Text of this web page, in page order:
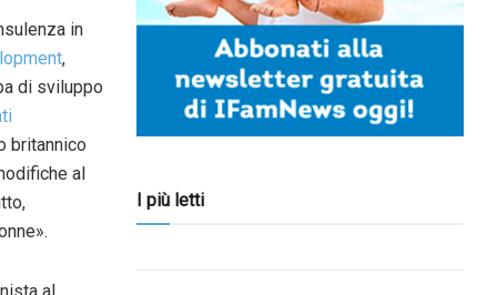
in
,
di sviluppo
britannico
al
al
I più letti